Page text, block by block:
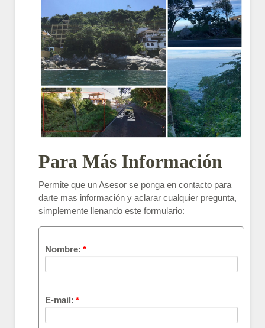
Para Más Información
Permite que un Asesor se ponga en contacto para
darte mas información y aclarar cualquier pregunta,
simplemente llenando este formulario:
Nombre: *
E-mail: *